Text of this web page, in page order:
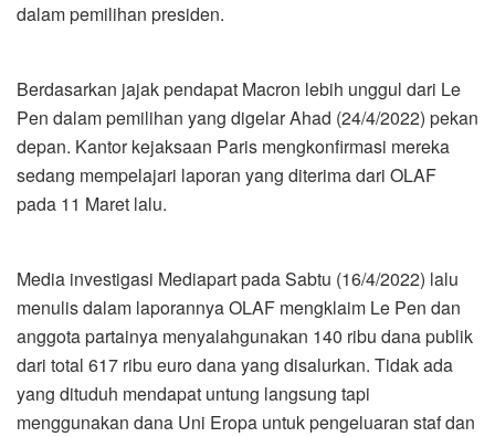
dalam pemilihan presiden.
Berdasarkan jajak pendapat Macron lebih unggul dari Le
Pen dalam pemilihan yang digelar Ahad (24/4/2022) pekan
depan. Kantor kejaksaan Paris mengkonfirmasi mereka
sedang mempelajari laporan yang diterima dari OLAF
pada 11 Maret lalu.
Media investigasi Mediapart pada Sabtu (16/4/2022) lalu
menulis dalam laporannya OLAF mengklaim Le Pen dan
anggota partainya menyalahgunakan 140 ribu dana publik
dari total 617 ribu euro dana yang disalurkan. Tidak ada
yang dituduh mendapat untung langsung tapi
menggunakan dana Uni Eropa untuk pengeluaran staf dan